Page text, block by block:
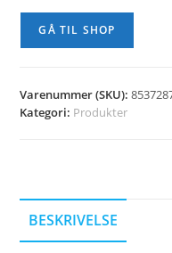
GÅ TIL SHOP
Varenummer (SKU):
Kategori: Produkter
BESKRIVELSE